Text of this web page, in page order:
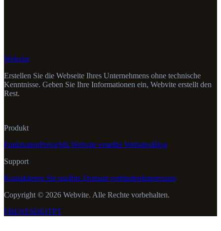
Webvite
Erstellen Sie die Webseite Ihres Unternehmens ohne technische
Kenntnisse. Geben Sie Ihre Informationen ein, Webvite erstellt den
Rest.
Produkt
FunktionenPreiseMit Webvite erstellte WebsitesBlog
Support
Kontaktieren Sie unsIhre Domain verbindenImpressum
Copyright © 2026 Webvite. Alle Rechte vorbehalten.
FRENESDEITPT